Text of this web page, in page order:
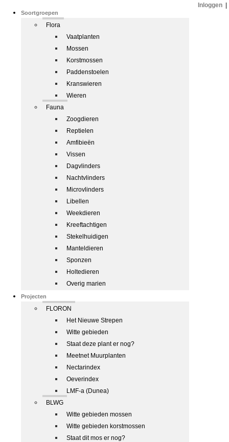
Soortgroepen
Flora
Vaatplanten
Mossen
Korstmossen
Paddenstoelen
Kranswieren
Wieren
Fauna
Zoogdieren
Reptielen
Amfibieën
Vissen
Dagvlinders
Nachtvlinders
Microvlinders
Libellen
Weekdieren
Kreeftachtigen
Stekelhuidigen
Manteldieren
Sponzen
Holtedieren
Overig marien
Projecten
FLORON
Het Nieuwe Strepen
Witte gebieden
Staat deze plant er nog?
Meetnet Muurplanten
Nectarindex
Oeverindex
LMF-a (Dunea)
BLWG
Witte gebieden mossen
Witte gebieden korstmossen
Staat dit mos er nog?
Inloggen